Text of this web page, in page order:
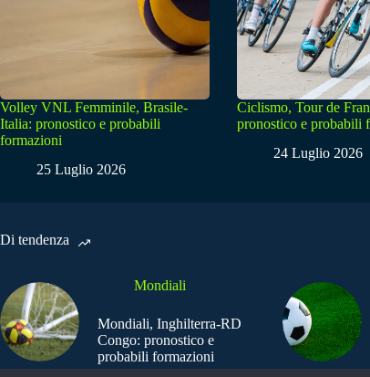
Volley VNL Femminile, Brasile-
Italia: pronostico e probabili
formazioni
25 Luglio 2026
Ciclismo, Tour de
pronostico e probabili
24 Luglio 2026
Di tendenza
Mondiali
Mondiali, Inghilterra-RD
Congo: pronostico e
probabili formazioni